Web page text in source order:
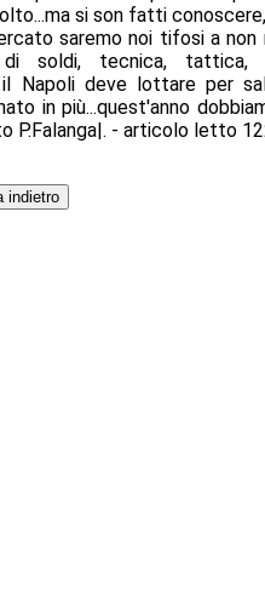
si son fatti
saremo noi tifosi a non
tecnica, tattica,
Napoli deve lottare per
in più...quest'anno
P.Falanga|. - articolo letto